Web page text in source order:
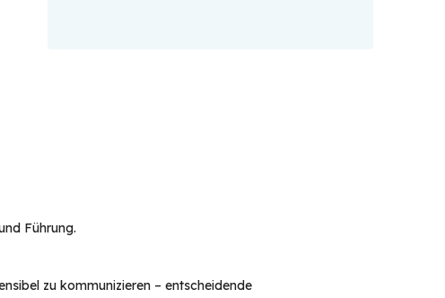
Führung.
zu kommunizieren – entscheidende